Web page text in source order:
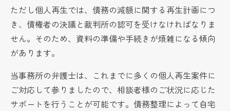
ただし個人再生では、債務の減額に関する再生計画につ
き、債権者の決議と裁判所の認可を受けなければなりま
せん。そのため、資料の準備や手続きが煩雑になる傾向
があります。
当事務所の弁護士は、これまでに多くの個人再生案件に
ご対応して参りましたので、相談者様のご状況に応じた
サポートを行うことが可能です。債務整理によって自宅